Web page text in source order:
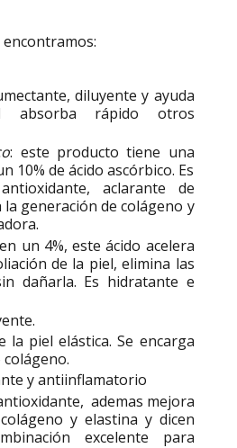
diluyente y ayuda
rápido otros
: este producto tiene una
10% de ácido ascórbico. Es
aclarante de
la generación de colágeno y
un 4%, este ácido acelera
de la piel, elimina las
dañarla. Es hidratante e
la piel elástica. Se encarga
y antiinflamatorio
ademas mejora
y elastina y dicen
excelente para